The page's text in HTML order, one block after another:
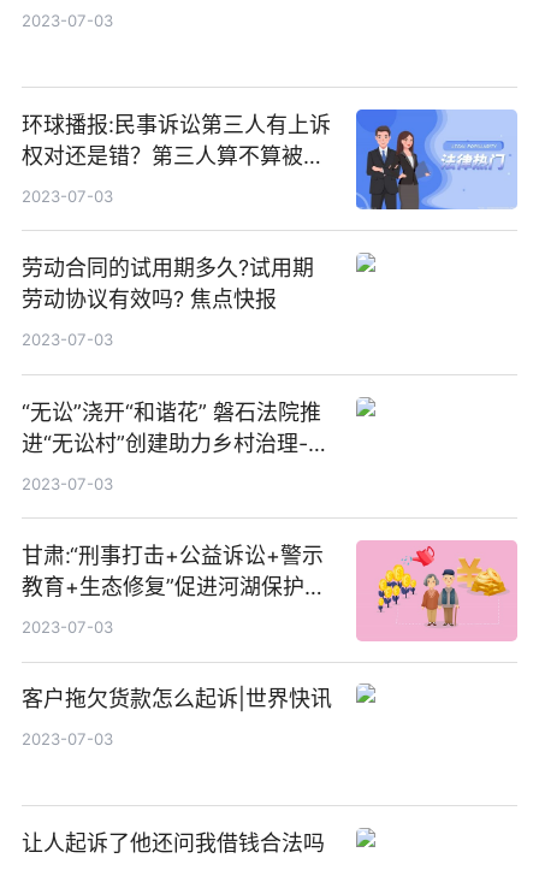
2023-07-03
环球播报:民事诉讼第三人有上诉
权对还是错？第三人算不算被
告？
2023-07-03
劳动合同的试用期多久?试用期
劳动协议有效吗? 焦点快报
2023-07-03
“无讼”浇开“和谐花” 磐石法院推
进“无讼村”创建助力乡村治理-环
球短讯
2023-07-03
甘肃:“刑事打击+公益诉讼+警示
教育+生态修复”促进河湖保护治
理_世界快报
2023-07-03
客户拖欠货款怎么起诉|世界快讯
2023-07-03
让人起诉了他还问我借钱合法吗